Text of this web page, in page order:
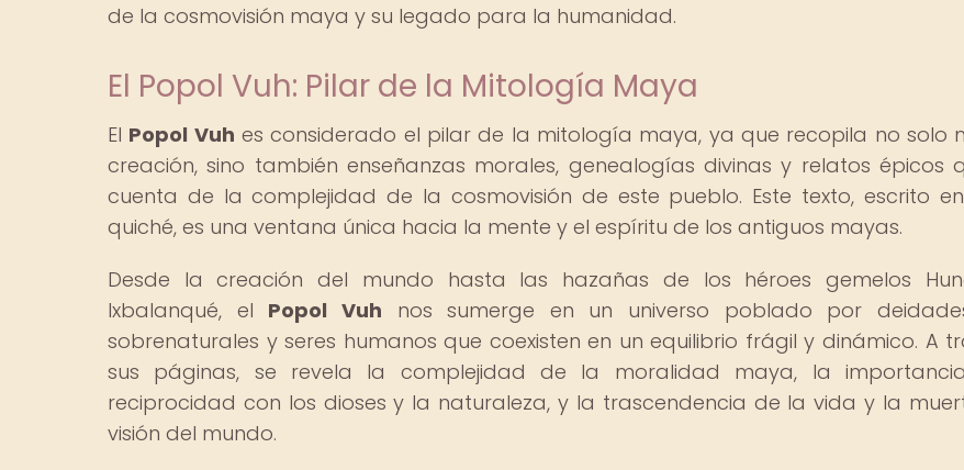
de la cosmovisión maya y su legado para la humanidad.
El Popol Vuh: Pilar de la Mitología Maya
El Popol Vuh es considerado el pilar de la mitología maya, ya que recopila no solo
creación, sino también enseñanzas morales, genealogías divinas y relatos épicos
cuenta de la complejidad de la cosmovisión de este pueblo. Este texto, escrito
quiché, es una ventana única hacia la mente y el espíritu de los antiguos mayas.
Desde la creación del mundo hasta las hazañas de los héroes gemelos
Ixbalanqué, el Popol Vuh nos sumerge en un universo poblado por
sobrenaturales y seres humanos que coexisten en un equilibrio frágil y dinámico. A
sus páginas, se revela la complejidad de la moralidad maya, la
reciprocidad con los dioses y la naturaleza, y la trascendencia de la vida y la
visión del mundo.